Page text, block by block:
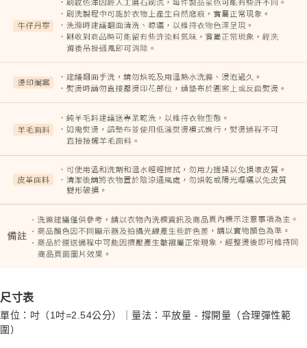
尺寸表
單位：吋（1吋=2.54公分）｜量法：平放量 - 撐開量（合理彈性範
圍）